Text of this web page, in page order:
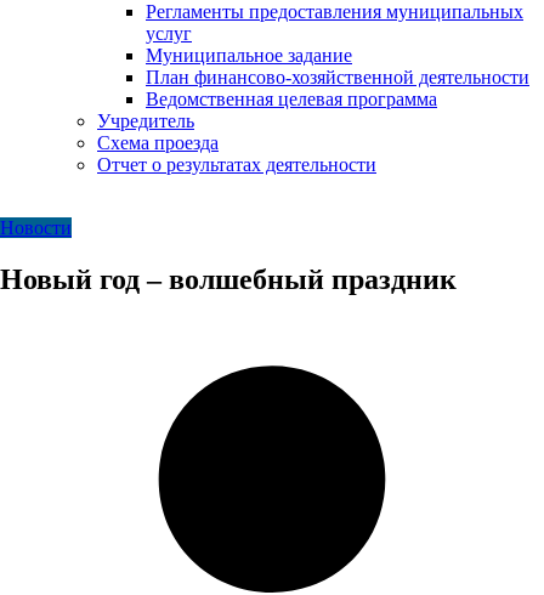
Регламенты предоставления муниципальных
услуг
Муниципальное задание
План финансово-хозяйственной деятельности
Ведомственная целевая программа
Учредитель
Схема проезда
Отчет о результатах деятельности
Новости
Новый год – волшебный праздник